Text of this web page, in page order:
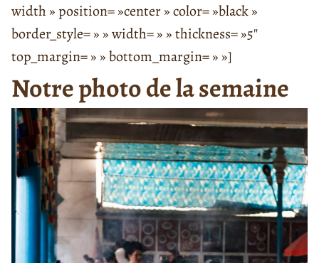
width » position= »center » color= »black »
border_style= » » width= » » thickness= »5″
top_margin= » » bottom_margin= » »]
Notre photo de la semaine